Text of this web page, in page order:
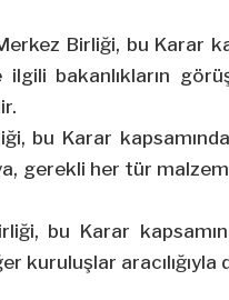
Birliği, bu Karar
bakanlıkların
bu Karar
gerekli her tür
bu Karar
kuruluşlar aracılığıyla